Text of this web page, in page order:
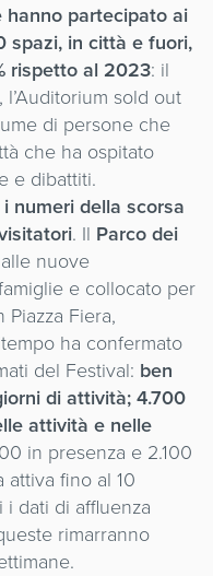
hanno partecipato ai
spazi, in città e fuori,
rispetto al 2023: il
sold out
di persone che
che ha ospitato
e dibattiti.
numeri della scorsa
. Il Parco dei
nuove
e collocato per
Fiera,
ha confermato
del Festival: ben
di attività; 4.700
attività e nelle
in presenza e 2.100
attiva fino al 10
dati di affluenza
rimarranno